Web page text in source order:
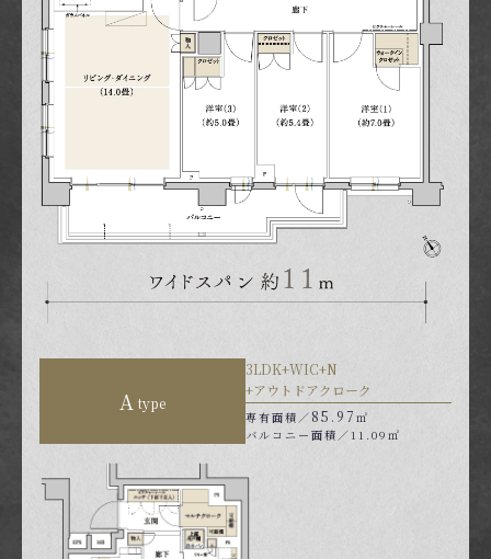
A type
3LDK+WIC+N
+アウトドアクローク
専有面積／ 85.97 ㎡
バルコニー面積／11.09㎡